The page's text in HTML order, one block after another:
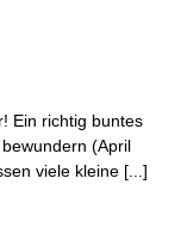
Ein richtig buntes
(April
viele kleine [...]